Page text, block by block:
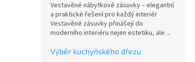
Vestavěné nábytkové zásuvky – elegantní
a praktické řešení pro každý interiér
Vestavěné zásuvky přinášejí do
moderního interiéru nejen estetiku, ale ...
Výběr kuchyňského dřezu